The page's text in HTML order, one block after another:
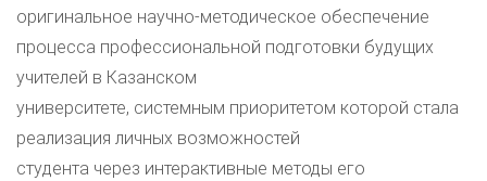
оригинальное научно-методическое обеспечение
процесса профессиональной подготовки будущих
учителей в Казанском
университете, системным приоритетом которой стала
реализация личных возможностей
студента через интерактивные методы его